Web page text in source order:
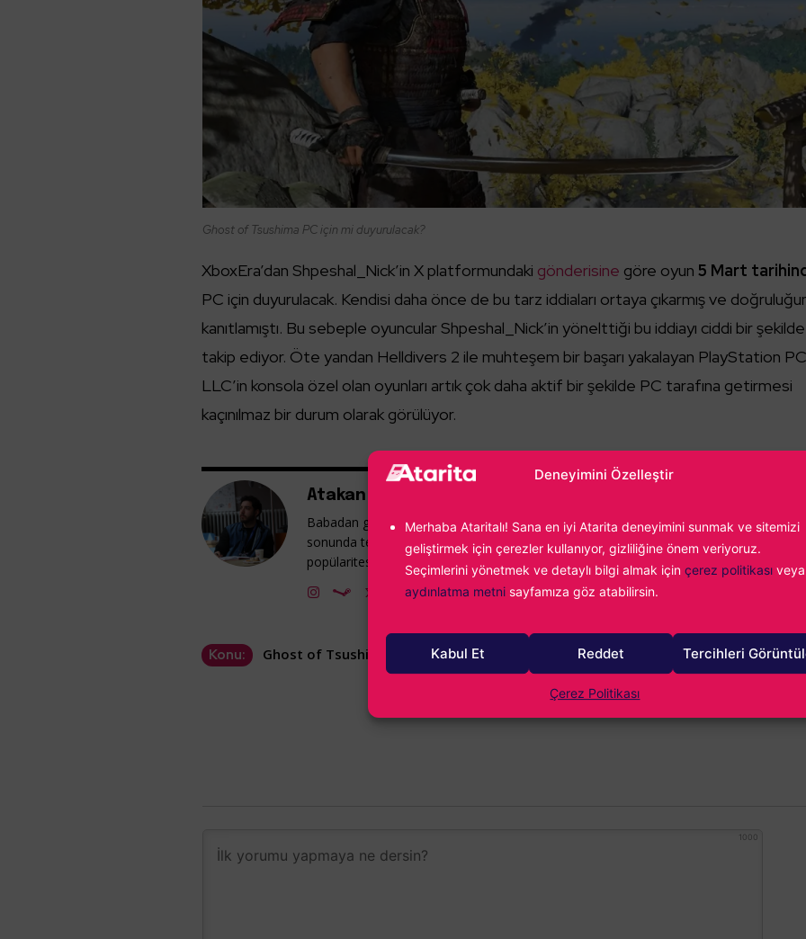
Deneyimini Özelleştir
Merhaba Ataritalı! Sana en iyi Atarita deneyimini sunmak ve sitemizi
geliştirmek için çerezler kullanıyor, gizliliğine önem veriyoruz.
Seçimlerini yönetmek ve detaylı bilgi almak için çerez politikası veya
aydınlatma metni sayfamıza göz atabilirsin.
Kabul Et Reddet Tercihleri
Çerez Politikası
Ghost of Tsushima PC için mi duyurulacak?
XboxEra’dan Shpeshal_Nick’in X platformundaki gönderisine göre oyun 5 Mart
PC için duyurulacak. Kendisi daha önce de bu tarz iddiaları ortaya çıkarmış ve
kanıtlamıştı. Bu sebeple oyuncular Shpeshal_Nick’in yönelttiği bu iddiayı ciddi bir şekilde
takip ediyor. Öte yandan Helldivers 2 ile muhteşem bir başarı yakalayan PlayStation
LLC’in konsola özel olan oyunları artık çok daha aktif bir şekilde PC tarafına getirmesi
kaçınılmaz bir durum olarak görülüyor.
Atakan Gümrükçüoğlu
Babadan gelme video oyun tutkunluğumun önüne geçemiyor, yazdıkça yazıyor ve en
sonunda tekrar oyun oynuyorum. Fighting Force ile başlayan maceram günümüz
popülaritesine kadar uzanıyor...
Konu: Ghost of Tsushima
1000